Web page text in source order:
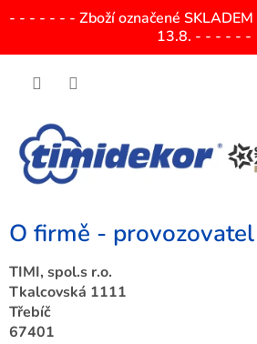
na- - - - - - - Zboží označené
13.8. - - - - - -
O firmě - provozovatel
TIMI, spol.s r.o.
Tkalcovská 1111
Třebíč
67401